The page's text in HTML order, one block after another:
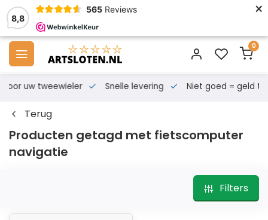
8,8
565 Reviews ×
0
voor uw tweewieler Snelle levering Niet goed = geld
Terug
Producten getagd met fietscomputer
navigatie
Filters